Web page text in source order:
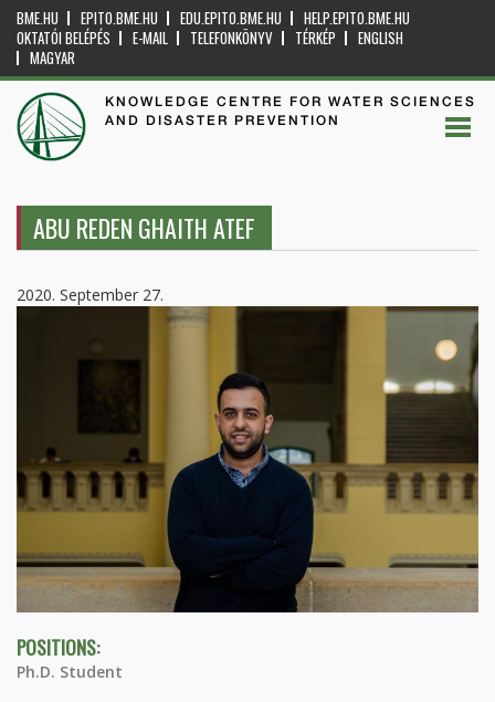
BME.HU EPITO.BME.HU EDU.EPITO.BME.HU
HELP.EPITO.BME.HU
OKTATÓI BELÉPÉS
E-MAIL TELEFONKÖNYV TÉRKÉP
ENGLISH
MAGYAR
KNOWLEDGE CENTRE FOR WATER SCIENCES
AND DISASTER PREVENTION
ABU REDEN GHAITH ATEF
2020. September 27.
POSITIONS:
Ph.D. Student